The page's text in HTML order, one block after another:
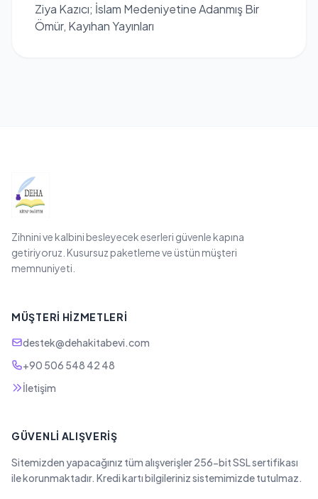
Ziya Kazıcı; İslam Medeniyetine Adanmış Bir
Ömür, Kayıhan Yayınları
Zihnini ve kalbini besleyecek eserleri güvenle kapına
getiriyoruz. Kusursuz paketleme ve üstün müşteri
memnuniyeti.
MÜŞTERI HIZMETLERI
destek@dehakitabevi.com
+90 506 548 42 48
İletişim
GÜVENLI ALIŞVERIŞ
Sitemizden yapacağınız tüm alışverişler 256-bit SSL sertifikası
ile korunmaktadır. Kredi kartı bilgileriniz sistemimizde tutulmaz.